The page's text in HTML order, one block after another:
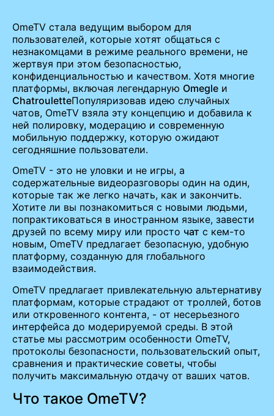
OmeTV стала ведущим выбором для
пользователей, которые хотят общаться с
незнакомцами в режиме реального времени, не
жертвуя при этом безопасностью,
конфиденциальностью и качеством. Хотя многие
платформы, включая легендарную Omegle и
ChatrouletteПопуляризовав идею случайных
чатов, OmeTV взяла эту концепцию и добавила к
ней полировку, модерацию и современную
мобильную поддержку, которую ожидают
сегодняшние пользователи.
OmeTV - это не уловки и не игры, а
содержательные видеоразговоры один на один,
которые так же легко начать, как и закончить.
Хотите ли вы познакомиться с новыми людьми,
попрактиковаться в иностранном языке, завести
друзей по всему миру или просто чат с кем-то
новым, OmeTV предлагает безопасную, удобную
платформу, созданную для глобального
взаимодействия.
OmeTV предлагает привлекательную альтернативу
платформам, которые страдают от троллей, ботов
или откровенного контента, - от несерьезного
интерфейса до модерируемой среды. В этой
статье мы рассмотрим особенности OmeTV,
протоколы безопасности, пользовательский опыт,
сравнения и практические советы, чтобы
получить максимальную отдачу от ваших чатов.
Что такое OmeTV?